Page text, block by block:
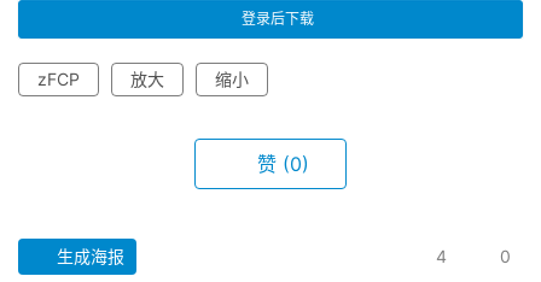
登录后下载
zFCP 放大 缩小
赞 (0)
生成海报 4 0